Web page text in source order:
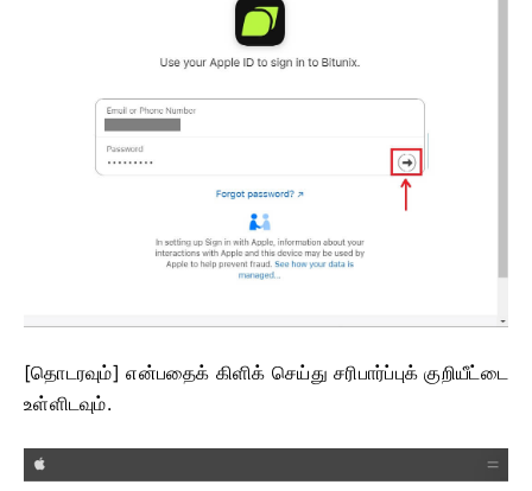
[தொடரவும்] என்பதைக் கிளிக் செய்து சரிபார்ப்புக் குறியீட்டை
உள்ளிடவும்.